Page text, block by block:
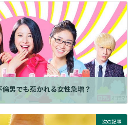
倫男でも惹かれる女性急増？
次の記事